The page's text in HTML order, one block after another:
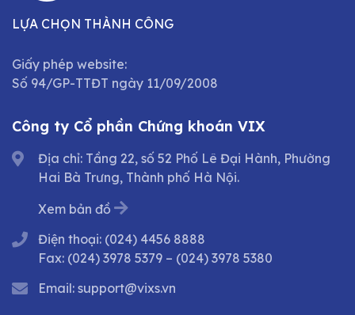
LỰA CHỌN THÀNH CÔNG
Giấy phép website:
Số 94/GP-TTĐT ngày 11/09/2008
Công ty Cổ phần Chứng khoán VIX
Địa chỉ: Tầng 22, số 52 Phố Lê Đại Hành, Phường
Hai Bà Trưng, Thành phố Hà Nội.
Xem bản đồ
Điện thoại: (024) 4456 8888
Fax: (024) 3978 5379 – (024) 3978 5380
Email: support@vixs.vn